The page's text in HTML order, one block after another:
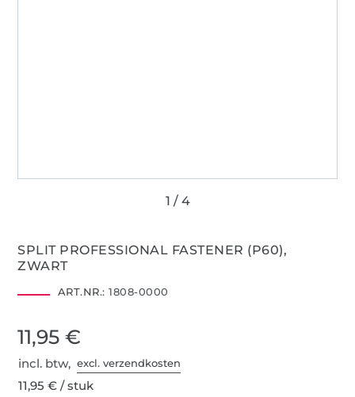
SPLIT PROFESSIONAL FASTENER (P60),
ZWART
ART.NR.: 1808-0000
11,95 €
incl. btw,excl. verzendkosten
11,95 € / stuk